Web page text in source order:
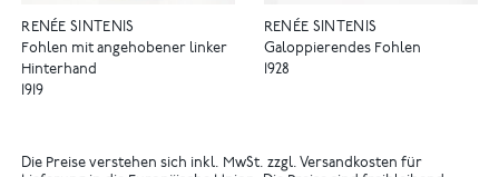
RENÉE SINTENIS
Fohlen mit angehobener linker
Hinterhand
1919
RENÉE SINTENIS
Galoppierendes Fohlen
1928
Die Preise verstehen sich inkl. MwSt. zzgl. Versandkosten für